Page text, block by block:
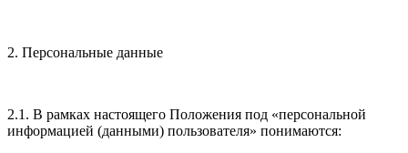
2. Персональные данные
2.1. В рамках настоящего Положения под «персональной
информацией (данными) пользователя» понимаются: